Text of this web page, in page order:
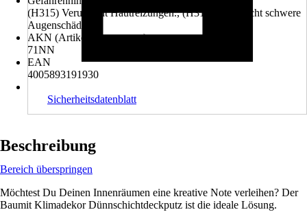
(H315) Verursacht Hautreizungen., (H318) Verursacht schwere
Augenschäden.
AKN (Artikelkurznummer)
71NN
EAN
4005893191930
Sicherheitsdatenblatt
Beschreibung
Bereich überspringen
Möchtest Du Deinen Innenräumen eine kreative Note verleihen? Der
Baumit Klimadekor Dünnschichtdeckputz ist die ideale Lösung.